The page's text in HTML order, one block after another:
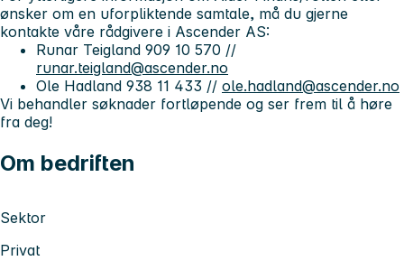
ønsker om en uforpliktende samtale, må du gjerne
kontakte våre rådgivere i Ascender AS:
Runar Teigland 909 10 570 //
runar.teigland@ascender.no
Ole Hadland 938 11 433 // ole.hadland@ascender.no
Vi behandler søknader fortløpende og ser frem til å høre
fra deg!
Om bedriften
Sektor
Privat